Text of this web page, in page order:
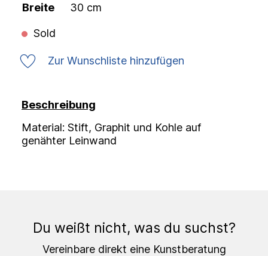
Breite
30 cm
Sold
Zur Wunschliste hinzufügen
Beschreibung
Material: Stift, Graphit und Kohle auf
genähter Leinwand
Du weißt nicht, was du suchst?
Vereinbare direkt eine Kunstberatung